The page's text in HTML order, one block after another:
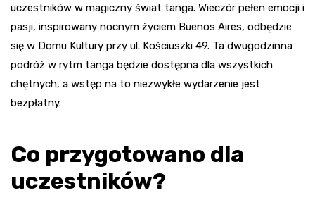
uczestników w magiczny świat tanga. Wieczór pełen emocji i
pasji, inspirowany nocnym życiem Buenos Aires, odbędzie
się w Domu Kultury przy ul. Kościuszki 49. Ta dwugodzinna
podróż w rytm tanga będzie dostępna dla wszystkich
chętnych, a wstęp na to niezwykłe wydarzenie jest
bezpłatny.
Co przygotowano dla
uczestników?